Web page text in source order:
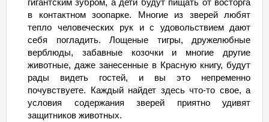
гигантским зубром, а дети будут пищать от восторга
в контактном зоопарке. Многие из зверей любят
тепло человеческих рук и с удовольствием дают
себя погладить. Лощеные тигры, дружелюбные
верблюды, забавные козочки и многие другие
животные, даже занесенные в Красную книгу, будут
рады видеть гостей, и вы это непременно
почувствуете. Каждый найдет здесь что-то свое, а
условия содержания зверей приятно удивят
защитников животных.